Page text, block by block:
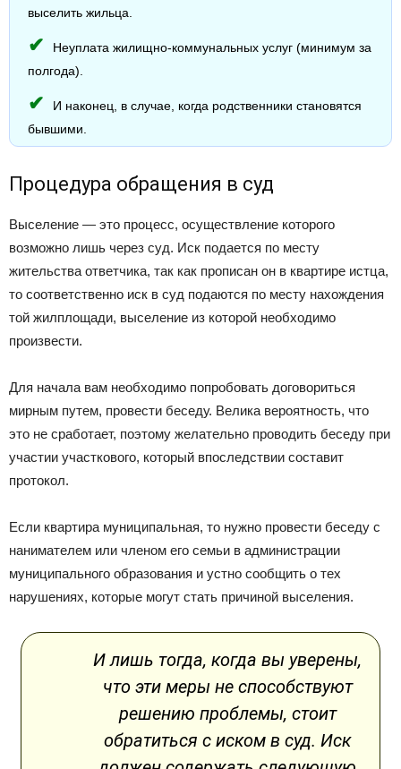
выселить жильца.
Неуплата жилищно-коммунальных услуг (минимум за
полгода).
И наконец, в случае, когда родственники становятся
бывшими.
Процедура обращения в суд
Выселение — это процесс, осуществление которого
возможно лишь через суд. Иск подается по месту
жительства ответчика, так как прописан он в квартире истца,
то соответственно иск в суд подаются по месту нахождения
той жилплощади, выселение из которой необходимо
произвести.
Для начала вам необходимо попробовать договориться
мирным путем, провести беседу. Велика вероятность, что
это не сработает, поэтому желательно проводить беседу при
участии участкового, который впоследствии составит
протокол.
Если квартира муниципальная, то нужно провести беседу с
нанимателем или членом его семьи в администрации
муниципального образования и устно сообщить о тех
нарушениях, которые могут стать причиной выселения.
И лишь тогда, когда вы уверены,
что эти меры не способствуют
решению проблемы, стоит
обратиться с иском в суд. Иск